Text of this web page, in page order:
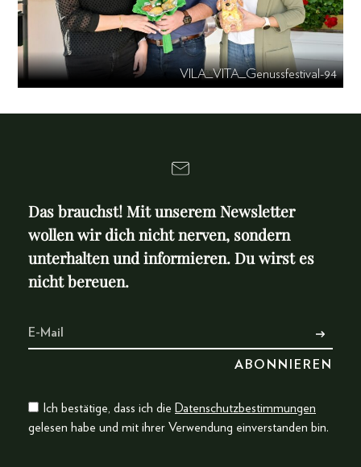
VILA_VITA_Genussfestival-94
Das brauchst! Mit unserem Newsletter
wollen wir dich nicht nerven, sondern
unterhalten und informieren. Du wirst es
nicht bereuen.
Ich bestätige, dass ich die Datenschutzbestimmungen
gelesen habe und mit ihrer Verwendung einverstanden bin.